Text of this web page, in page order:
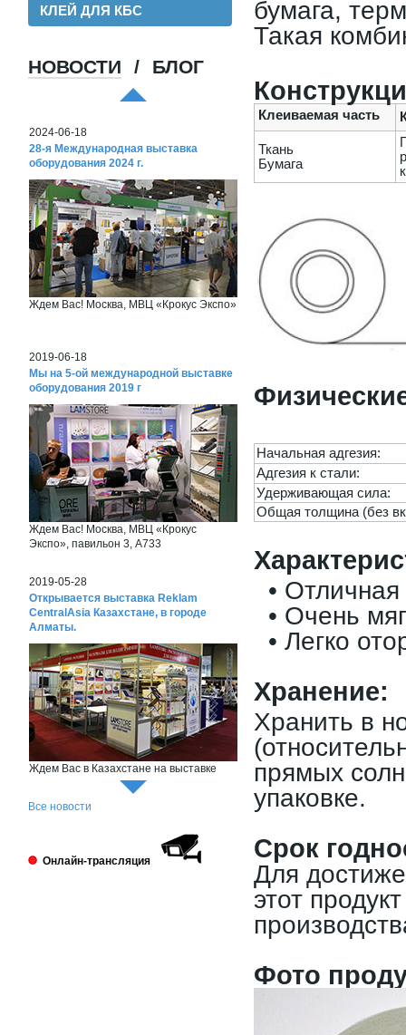
КЛЕЙ ДЛЯ КБС
НОВОСТИ / БЛОГ
Хорошая пленка для ламинации, для
хороших клиентов!
2024-06-18
28-я Международная выставка
оборудования 2024 г.
Ждем Вас! Москва, МВЦ «Крокус Экспо»
2019-06-18
Мы на 5-ой международной выставке
оборудования 2019 г
Ждем Вас! Москва, МВЦ «Крокус
Экспо», павильон 3, А733
2019-05-28
Открывается выставка Reklam
CentralAsia Казахстане, в городе
Алматы.
Ждем Вас в Казахстане на выставке
Reklam CentralAsia
2018-06-26
Ждем Вас в павильоне №3 Зал №14
Все новости
Онлайн-трансляция
бумага,
Такая
Клеиваемая часть
Ткань
Бумага
Начальная адгезия:
Адгезия к стали:
Удерживающая сила:
Общая толщина (без
•
• Очень
• Легко
Хранение:
Хранить в
прямых
упаковке.
Срок
Для
этот
Фото